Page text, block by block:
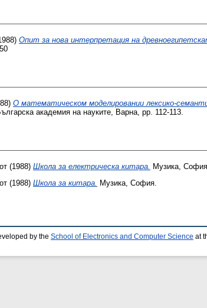
Опит за нова интерпретация на
О математическом моделировании лексико-
академия на науките, Варна, pp. 112-113.
(1988) Школа за електрическа китара. Музика,
(1988) Школа за китара. Музика, София.
by the School of Electronics and Computer Science at